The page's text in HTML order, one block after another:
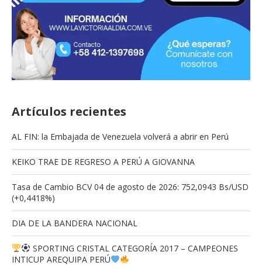
Artículos recientes
AL FIN: la Embajada de Venezuela volverá a abrir en Perú
KEIKO TRAE DE REGRESO A PERÚ A GIOVANNA
Tasa de Cambio BCV 04 de agosto de 2026: 752,0943 Bs/USD
(+0,4418%)
DIA DE LA BANDERA NACIONAL
SPORTING CRISTAL CATEGORÍA 2017 – CAMPEONES
INTICUP AREQUIPA PERÚ